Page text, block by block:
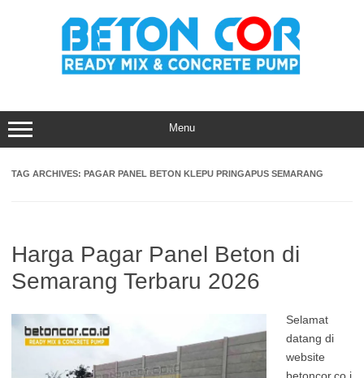
Menu
TAG ARCHIVES: PAGAR PANEL BETON KLEPU PRINGAPUS SEMARANG
Harga Pagar Panel Beton di
Semarang Terbaru 2026
Selamat
datang di
website